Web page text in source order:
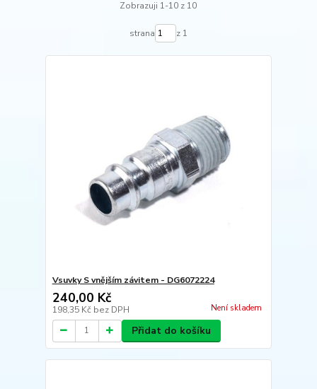
Zobrazuji 1-10 z 10
strana z 1
Vsuvky S vnějším závitem - DG6072224
240,00 Kč
198,35 Kč bez DPH Není skladem
Přidat do košíku